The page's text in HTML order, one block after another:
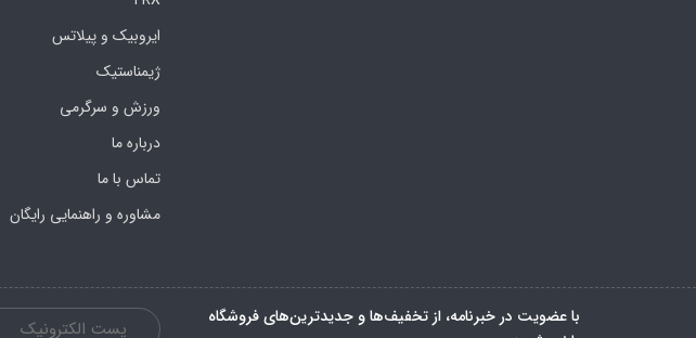
ایروبیک و پیلاتس
ژیمناستیک
ورزش و سرگرمی
درباره ما
تماس با ما
مشاوره و راهنمایی رایگان
با عضویت در خبرنامه، از تخفیف‌ها و جدیدترین‌های فروشگاه